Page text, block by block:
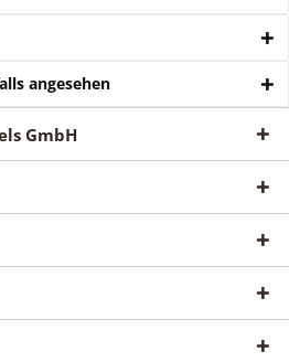
angesehen
GmbH